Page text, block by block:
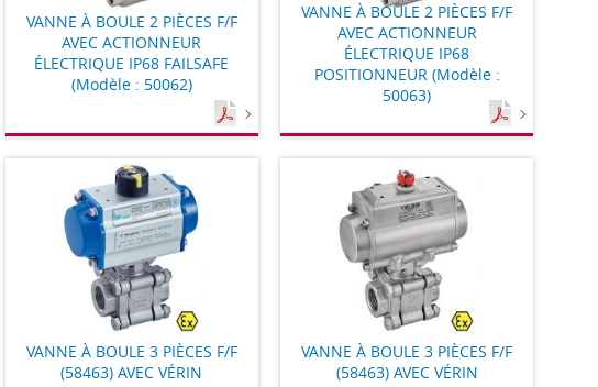
VANNE À BOULE 2 PIÈCES F/F
AVEC ACTIONNEUR
ÉLECTRIQUE IP68 FAILSAFE
(Modèle : 50062)
VANNE À BOULE 2 PIÈCES F/F
AVEC ACTIONNEUR
ÉLECTRIQUE IP68
POSITIONNEUR (Modèle :
50063)
VANNE À BOULE 3 PIÈCES F/F
(58463) AVEC VÉRIN
VANNE À BOULE 3 PIÈCES F/F
(58463) AVEC VÉRIN